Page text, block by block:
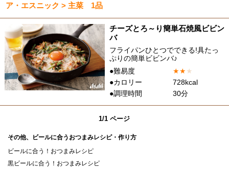
ア・エスニック > 主菜 1品
チーズとろ～り簡単石焼風ビビン
バ
フライパンひとつでできる!具たっ
ぷりの簡単ビビンバ♪
●難易度
★★★
●カロリー
728kcal
●調理時間
30分
1/1 ページ
その他、ビールに合うおつまみレシピ・作り方
ビールに合う！おつまみレシピ
黒ビールに合う！おつまみレシピ